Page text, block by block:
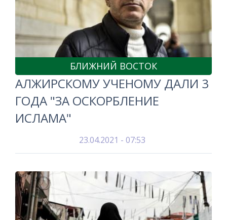
БЛИЖНИЙ ВОСТОК
АЛЖИРСКОМУ УЧЕНОМУ ДАЛИ 3
ГОДА "ЗА ОСКОРБЛЕНИЕ
ИСЛАМА"
23.04.2021 - 07:53